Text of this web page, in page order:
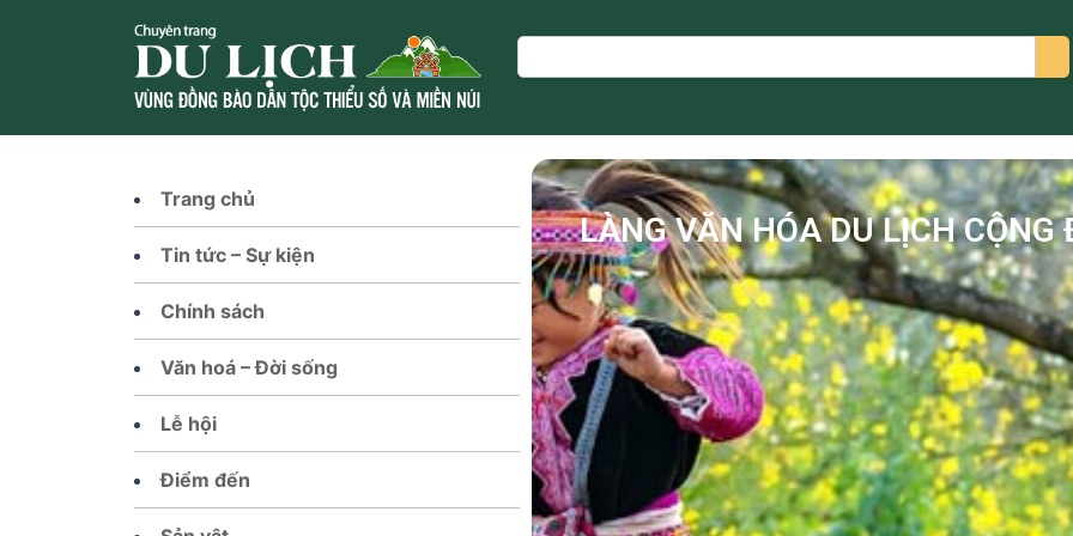
Search
Trang chủ
Tin tức – Sự kiện
Chính sách
Văn hoá – Đời sống
Lễ hội
Điểm đến
LÀNG VĂN HÓA DU LỊCH CỘNG